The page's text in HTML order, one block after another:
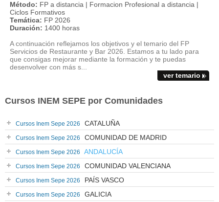
Método: FP a distancia | Formacion Profesional a distancia |
Ciclos Formativos
Temática: FP 2026
Duración: 1400 horas
A continuación reflejamos los objetivos y el temario del FP
Servicios de Restaurante y Bar 2026. Estamos a tu lado para
que consigas mejorar mediante la formación y te puedas
desenvolver con más s...
ver temario
Cursos INEM SEPE por Comunidades
Cursos Inem Sepe 2026 CATALUÑA
Cursos Inem Sepe 2026 COMUNIDAD DE MADRID
Cursos Inem Sepe 2026 ANDALUCÍA
Cursos Inem Sepe 2026 COMUNIDAD VALENCIANA
Cursos Inem Sepe 2026 PAÍS VASCO
Cursos Inem Sepe 2026 GALICIA